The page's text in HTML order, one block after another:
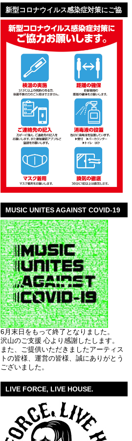
新型コロナウイルス感染症対策にご協
力お願いします。
MUSIC UNITES AGAINST COVID-19
6月末日をもって終了となりました。
沢山のご支援 心より感謝したします。
また、ご提供いただきましたアーティス
トの皆様、運営の皆様、誠にありがとう
ございました。
LIVE FORCE, LIVE HOUSE.